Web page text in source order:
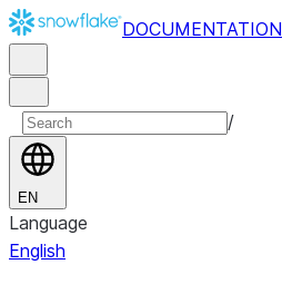
DOCUMENTATION
/
EN
Language
English